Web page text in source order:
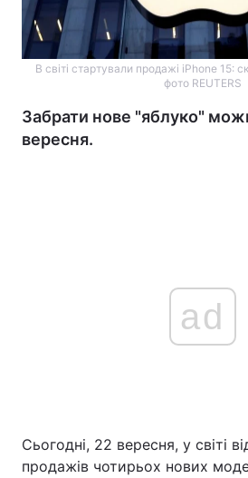
В світі стартували продажі iPhone 15:
фото REUTERS
Забрати нове "яблуко"
вересня.
ad
Сьогодні, 22 вересня, у світі
продажів чотирьох нових